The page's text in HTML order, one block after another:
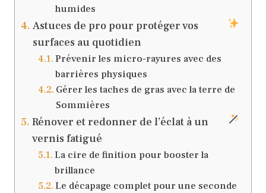
humides
Astuces de pro pour protéger vos
surfaces au quotidien
Prévenir les micro-rayures avec des
barrières physiques
Gérer les taches de gras avec la terre de
Sommières
Rénover et redonner de l’éclat à un
vernis fatigué
La cire de finition pour booster la
brillance
Le décapage complet pour une seconde